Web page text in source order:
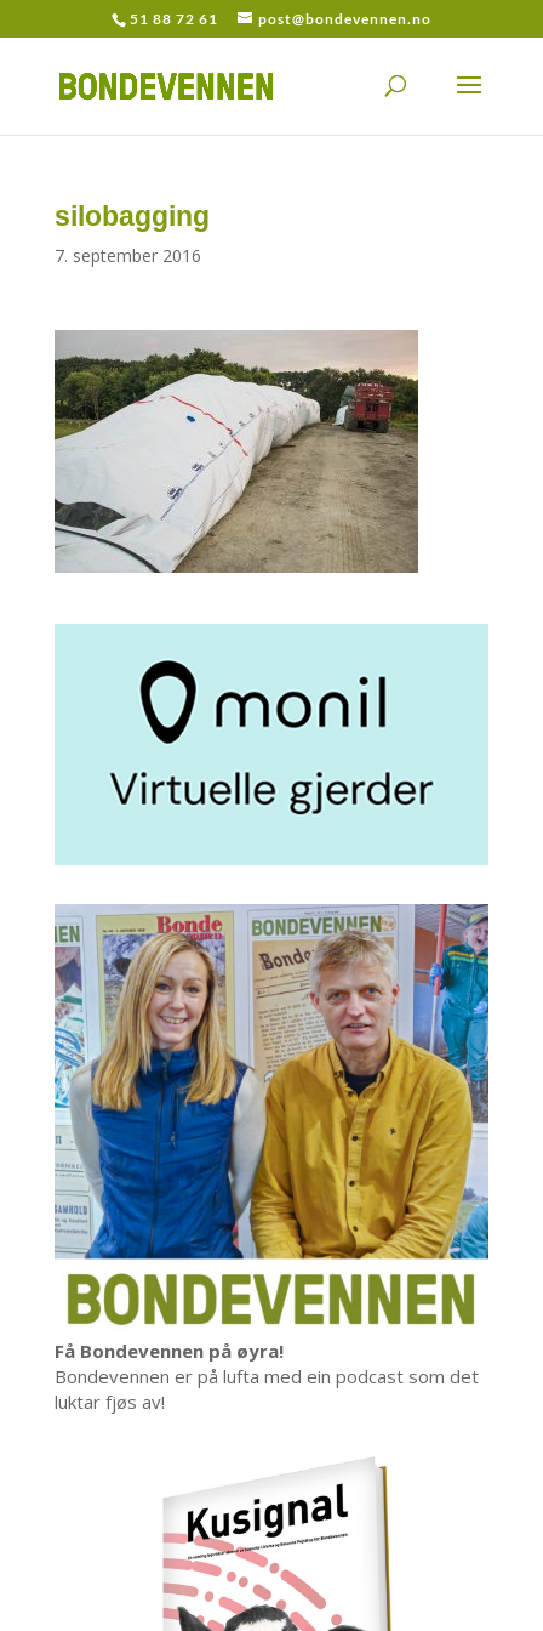
51 88 72 61 post@bondevennen.no
silobagging
7. september 2016
Få Bondevennen på øyra!
Bondevennen er på lufta med ein podcast som det
luktar fjøs av!